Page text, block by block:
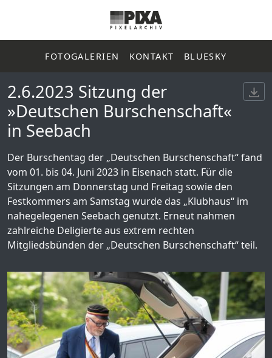
FOTOGALERIEN KONTAKT BLUESKY
2.6.2023 Sitzung der
»Deutschen Burschenschaft«
in Seebach
Der Burschentag der „Deutschen Burschenschaft“ fand
vom 01. bis 04. Juni 2023 in Eisenach statt. Für die
Sitzungen am Donnerstag und Freitag sowie den
Festkommers am Samstag wurde das „Klubhaus“ im
nahegelegenen Seebach genutzt. Erneut nahmen
zahlreiche Deligierte aus extrem rechten
Mitgliedsbünden der „Deutschen Burschenschaft“ teil.